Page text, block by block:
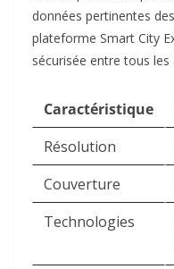
données pertinentes
plateforme Smart City
sécurisée entre tous les
Caractéristique
Résolution
Couverture
Technologies